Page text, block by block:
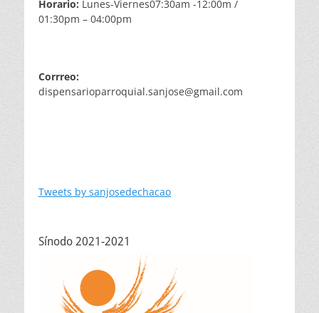
Horario: Lunes-Viernes07:30am -12:00m /
01:30pm – 04:00pm
Corrreo:
dispensarioparroquial.sanjose@gmail.com
Tweets by sanjosedechacao
Sínodo 2021-2021